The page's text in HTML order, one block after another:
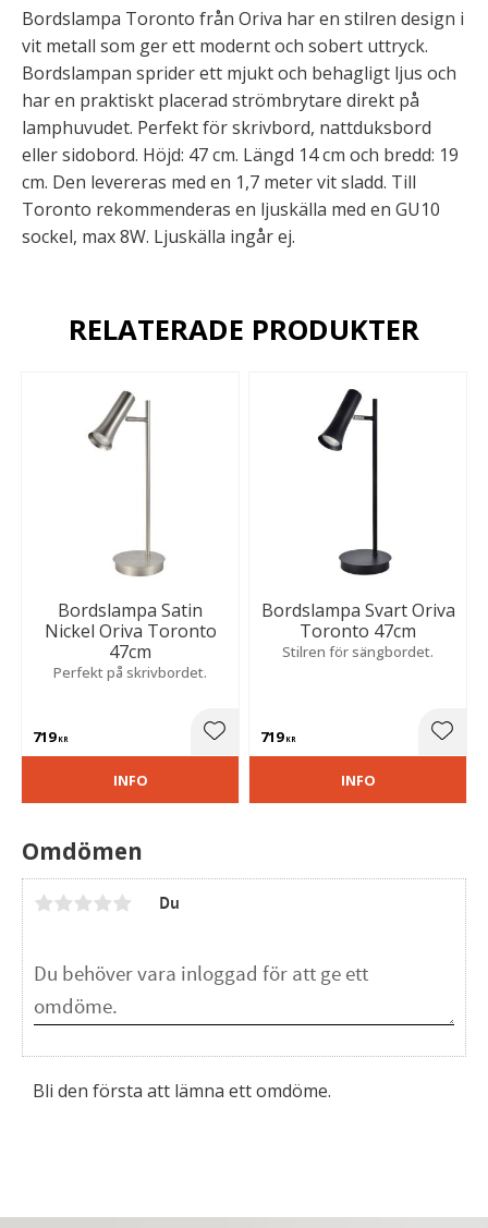
Bordslampa Toronto från Oriva har en stilren design i
vit metall som ger ett modernt och sobert uttryck.
Bordslampan sprider ett mjukt och behagligt ljus och
har en praktiskt placerad strömbrytare direkt på
lamphuvudet. Perfekt för skrivbord, nattduksbord
eller sidobord. Höjd: 47 cm. Längd 14 cm och bredd: 19
cm. Den levereras med en 1,7 meter vit sladd. Till
Toronto rekommenderas en ljuskälla med en GU10
sockel, max 8W. Ljuskälla ingår ej.
Omdömen
Du
Bli den första att lämna ett omdöme.
RELATERADE PRODUKTER
Bordslampa Satin
Nickel Oriva Toronto
47cm
Perfekt på skrivbordet.
719KR Lägg till i favoriter
INFO
Bordslampa Svart Oriva
Toronto 47cm
Stilren för sängbordet.
719KR
INFO